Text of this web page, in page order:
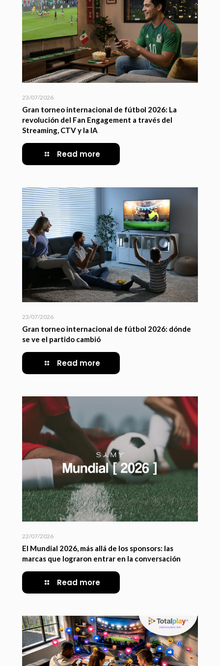
23/07/2026
Gran torneo internacional de fútbol 2026: La
revolución del Fan Engagement a través del
Streaming, CTV y la IA
Read more
23/07/2026
Gran torneo internacional de fútbol 2026: dónde
se ve el partido cambió
Read more
22/07/2026
El Mundial 2026, más allá de los sponsors: las
marcas que lograron entrar en la conversación
Read more